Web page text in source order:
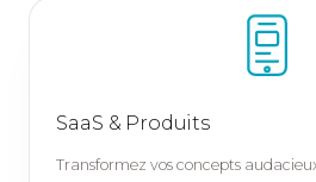
SaaS & Produits
Transformez vos concepts